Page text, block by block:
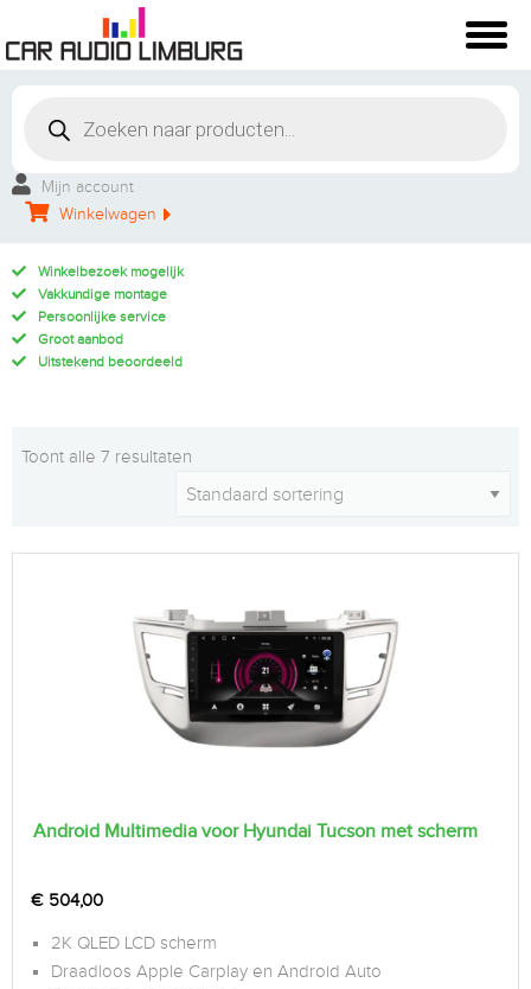
Mijn account
Winkelwagen
Winkelbezoek mogelijk
Vakkundige montage
Persoonlijke service
Groot aanbod
Uitstekend beoordeeld
Toont alle 7 resultaten
Android Multimedia voor Hyundai Tucson met scherm
€ 504,00
2K QLED LCD scherm
Draadloos Apple Carplay en Android Auto